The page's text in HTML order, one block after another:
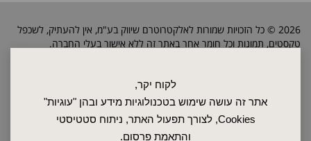
לקוח יקר,
אתר זה עושה שימוש בטכנולוגיות מידע ובהן "עוגיות"
Cookies, לצורך תפעול האתר, ניתוח סטטיסטי
והתאמת פרסום.
2026 © כל הזכויות שמורות לאלקטרוטרם שיווק בע"מ, אין להעתיק, לשכפל
טקסטים, תמונות וכל חומר אחר באתר זה ללא אישור בעלי החברה.